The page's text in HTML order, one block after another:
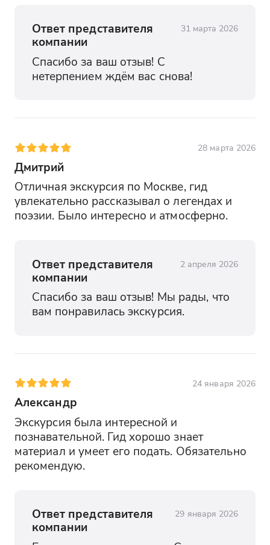
Ответ представителя
компании
31 марта 2026
Спасибо за ваш отзыв! С
нетерпением ждём вас снова!
28 марта 2026
Дмитрий
Отличная экскурсия по Москве, гид
увлекательно рассказывал о легендах и
поэзии. Было интересно и атмосферно.
Ответ представителя
компании
2 апреля 2026
Спасибо за ваш отзыв! Мы рады, что
вам понравилась экскурсия.
24 января 2026
Александр
Экскурсия была интересной и
познавательной. Гид хорошо знает
материал и умеет его подать. Обязательно
рекомендую.
Ответ представителя
компании
29 января 2026